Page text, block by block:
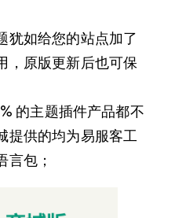
犹如给您的站点加了
，原版更新后也可保
的主题插件产品都不
提供的均为易服客工
言包；